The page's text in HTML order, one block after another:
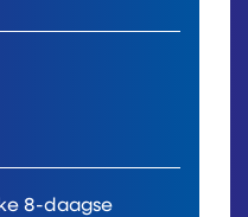
8-daagse